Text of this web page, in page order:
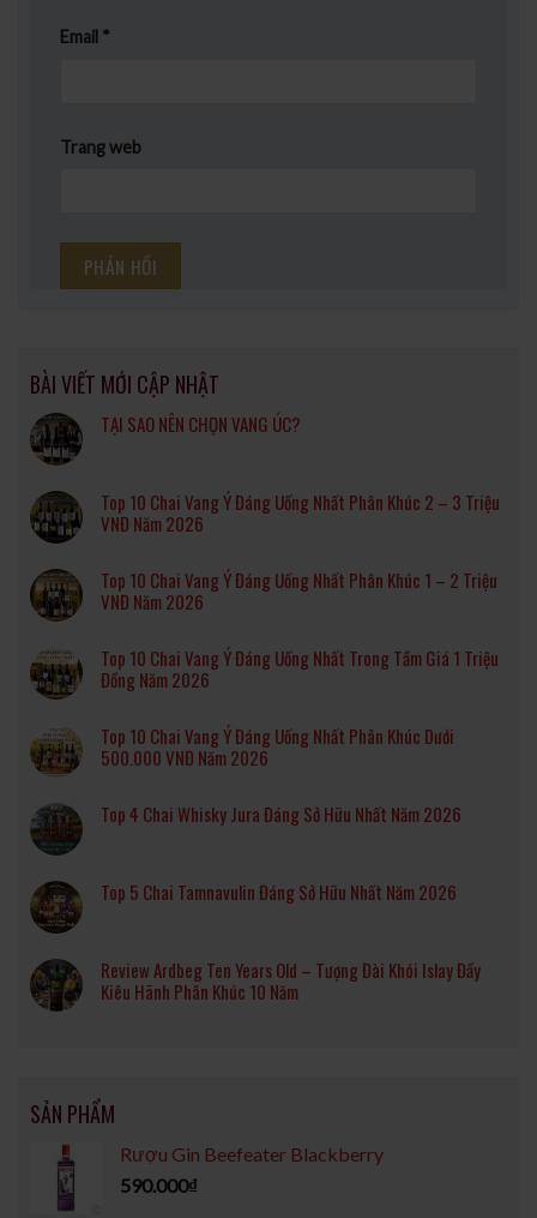
Email *
Trang web
BÀI VIẾT MỚI CẬP NHẬT
TẠI SAO NÊN CHỌN VANG ÚC?
Top 10 Chai Vang Ý Đáng Uống Nhất Phân Khúc 2 – 3 Triệu
VNĐ Năm 2026
Top 10 Chai Vang Ý Đáng Uống Nhất Phân Khúc 1 – 2 Triệu
VNĐ Năm 2026
Top 10 Chai Vang Ý Đáng Uống Nhất Trong Tầm Giá 1 Triệu
Đồng Năm 2026
Top 10 Chai Vang Ý Đáng Uống Nhất Phân Khúc Dưới
500.000 VNĐ Năm 2026
Top 4 Chai Whisky Jura Đáng Sở Hữu Nhất Năm 2026
Top 5 Chai Tamnavulin Đáng Sở Hữu Nhất Năm 2026
Review Ardbeg Ten Years Old – Tượng Đài Khói Islay Đầy
Kiêu Hãnh Phân Khúc 10 Năm
SẢN PHẨM
Rượu Gin Beefeater Blackberry
590.000₫